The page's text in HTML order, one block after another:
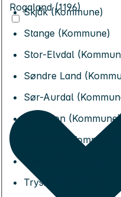
Skjåk (Kommune)
Stange (Kommune)
Stor-Elvdal
Søndre Land
Sør-Aurdal
Sør-Fron (Kommune)
Sør-Odal (Kommune)
Trysil (Kommune)
Rogaland (1196)